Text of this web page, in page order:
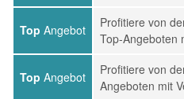
Top Angebot
Profitiere von
Top-Angeboten
Top Angebot
Profitiere von
Angeboten mit